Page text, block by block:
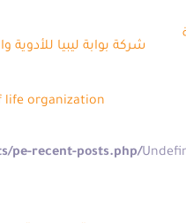
شركة بوابة ليبيا للأدوية
life organization
/home/kazitgkg/meem/gate/wp-content/plugins/pe-recent-posts/pe-recent-posts.php